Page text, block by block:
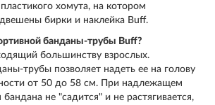
хомута, на котором
бирки и наклейка Buff.
банданы-трубы Buff?
большинству взрослых.
трубы позволяет надеть ее на голову
от 50 до 58 см. При надлежащем
не "садится" и не растягивается,